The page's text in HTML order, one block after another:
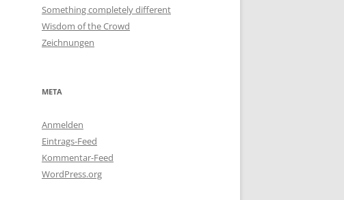
Something completely different
Wisdom of the Crowd
Zeichnungen
META
Anmelden
Eintrags-Feed
Kommentar-Feed
WordPress.org